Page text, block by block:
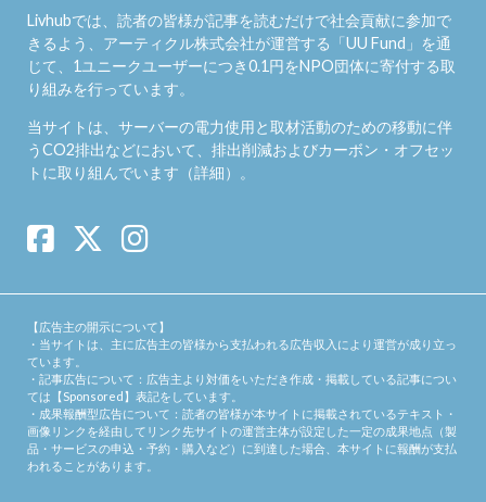
Livhubでは、読者の皆様が記事を読むだけで社会貢献に参加で
きるよう、アーティクル株式会社が運営する「UU Fund 」を通
じて、1ユニークユーザーにつき0.1円をNPO団体に寄付する取
り組みを行っています。
当サイトは、サーバーの電力使用と取材活動のための移動に伴
うCO2排出などにおいて、排出削減およびカーボン・オフセッ
トに取り組んでいます（詳細）。
【広告主の開示について】
・当サイトは、主に広告主の皆様から支払われる広告収入により運営が成り立っ
ています。
・記事広告について：広告主より対価をいただき作成・掲載している記事につい
ては【Sponsored】表記をしています。
・成果報酬型広告について：読者の皆様が本サイトに掲載されているテキスト・
画像リンクを経由してリンク先サイトの運営主体が設定した一定の成果地点（製
品・サービスの申込・予約・購入など）に到達した場合、本サイトに報酬が支払
われることがあります。